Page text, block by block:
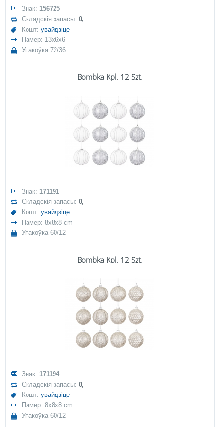
Знак: 156725
Складскія запасы:0,
Кошт:увайдзіце
Памер: 13x6x6
Упакоўка 72/36
Bombka Kpl. 12 Szt.
Знак: 171191
Складскія запасы:0,
Кошт:увайдзіце
Памер: 8x8x8 cm
Упакоўка 60/12
Bombka Kpl. 12 Szt.
Знак: 171194
Складскія запасы:0,
Кошт:увайдзіце
Памер: 8x8x8 cm
Упакоўка 60/12